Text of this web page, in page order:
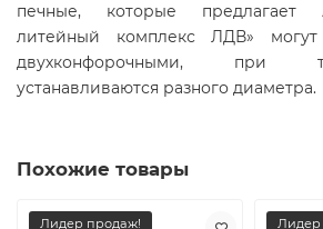
печные, которые предлагает
литейный комплекс ЛДВ»
двухконфорочными, при
устанавливаются разного диаметра.
Похожие товары
Лидер продаж! Лидер